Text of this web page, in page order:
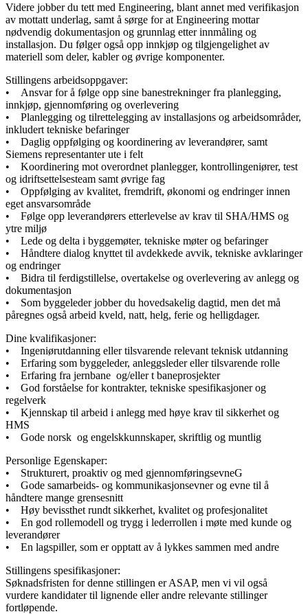
Videre jobber du tett med Engineering, blant annet med verifikasjon
av mottatt underlag, samt å sørge for at Engineering mottar
nødvendig dokumentasjon og grunnlag etter innmåling og
installasjon. Du følger også opp innkjøp og tilgjengelighet av
materiell som deler, kabler og øvrige komponenter.
Stillingens arbeidsoppgaver:
• Ansvar for å følge opp sine banestrekninger fra planlegging,
innkjøp, gjennomføring og overlevering
• Planlegging og tilrettelegging av installasjons og arbeidsområder,
inkludert tekniske befaringer
• Daglig oppfølging og koordinering av leverandører, samt
Siemens representanter ute i felt
• Koordinering mot overordnet planlegger, kontrollingeniører, test
og idriftsettelsesteam samt øvrige fag
• Oppfølging av kvalitet, fremdrift, økonomi og endringer innen
eget ansvarsområde
• Følge opp leverandørers etterlevelse av krav til SHA/HMS og
ytre miljø
• Lede og delta i byggemøter, tekniske møter og befaringer
• Håndtere dialog knyttet til avdekkede avvik, tekniske avklaringer
og endringer
• Bidra til ferdigstillelse, overtakelse og overlevering av anlegg og
dokumentasjon
• Som byggeleder jobber du hovedsakelig dagtid, men det må
påregnes også arbeid kveld, natt, helg, ferie og helligdager.
Dine kvalifikasjoner:
• Ingeniørutdanning eller tilsvarende relevant teknisk utdanning
• Erfaring som byggeleder, anleggsleder eller tilsvarende rolle
• Erfaring fra jernbane og/eller t baneprosjekter
• God forståelse for kontrakter, tekniske spesifikasjoner og
regelverk
• Kjennskap til arbeid i anlegg med høye krav til sikkerhet og
HMS
• Gode norsk og engelskkunnskaper, skriftlig og muntlig
Personlige Egenskaper:
• Strukturert, proaktiv og med gjennomføringsevneG
• Gode samarbeids- og kommunikasjonsevner og evne til å
håndtere mange grensesnitt
• Høy bevissthet rundt sikkerhet, kvalitet og profesjonalitet
• En god rollemodell og trygg i lederrollen i møte med kunde og
leverandører
• En lagspiller, som er opptatt av å lykkes sammen med andre
Stillingens spesifikasjoner:
Søknadsfristen for denne stillingen er ASAP, men vi vil også
vurdere kandidater til lignende eller andre relevante stillinger
fortløpende.